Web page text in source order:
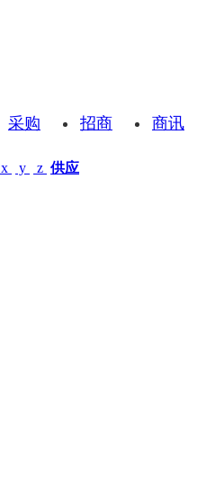
采购 招商 商讯
x y z 供应